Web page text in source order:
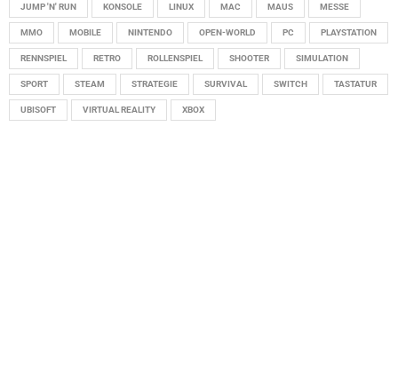
JUMP 'N' RUN KONSOLE LINUX MAC MAUS MESSE
MMO MOBILE NINTENDO OPEN-WORLD PC PLAYSTATION
RENNSPIEL RETRO ROLLENSPIEL SHOOTER SIMULATION
SPORT STEAM STRATEGIE SURVIVAL SWITCH TASTATUR
UBISOFT VIRTUAL REALITY XBOX